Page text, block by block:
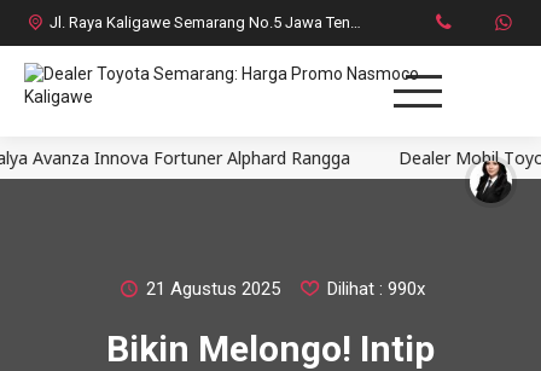
Jl. Raya Kaligawe Semarang No.5 Jawa Tengah
Home
HatchBack
Fortuner Alphard Rangga Dealer Mobil Toyota
21 Agustus 2025 Dilihat : 990x
Bikin Melongo! Intip